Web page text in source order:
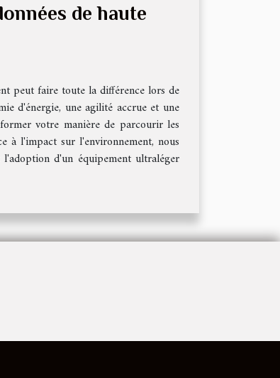
de haute
peut faire toute la différence lors de
d'énergie, une agilité accrue et une
votre manière de parcourir les
à l'impact sur l'environnement, nous
d'un équipement ultraléger